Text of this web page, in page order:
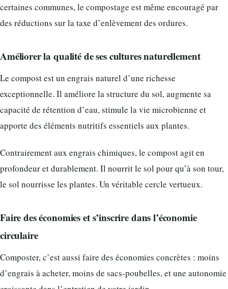
certaines communes, le compostage est même encouragé par
des réductions sur la taxe d’enlèvement des ordures.
Améliorer la qualité de ses cultures naturellement
Le compost est un engrais naturel d’une richesse
exceptionnelle. Il améliore la structure du sol, augmente sa
capacité de rétention d’eau, stimule la vie microbienne et
apporte des éléments nutritifs essentiels aux plantes.
Contrairement aux engrais chimiques, le compost agit en
profondeur et durablement. Il nourrit le sol pour qu’à son tour,
le sol nourrisse les plantes. Un véritable cercle vertueux.
Faire des économies et s’inscrire dans l’économie
circulaire
Composter, c’est aussi faire des économies concrètes : moins
d’engrais à acheter, moins de sacs-poubelles, et une autonomie